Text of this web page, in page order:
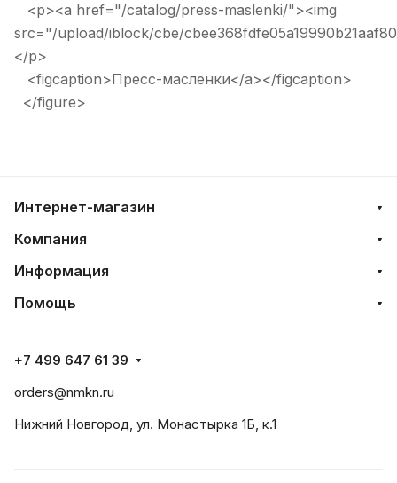
<p><a href="/catalog/press-maslenki/"><img
src="/upload/iblock/cbe/
</p>
<figcaption>Пресс-масленки</a></figcaption>
</figure>
Интернет-магазин
Компания
Информация
Помощь
+7 499 647 61 39
orders@nmkn.ru
Нижний Новгород, ул. Монастырка 1Б, к.1